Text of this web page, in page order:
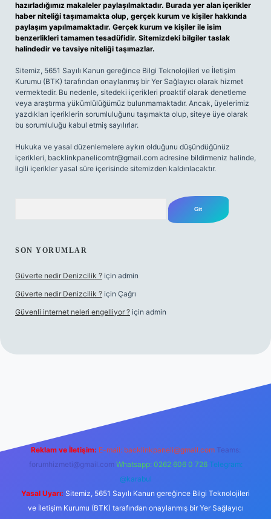
hazırladığımız makaleler paylaşılmaktadır. Burada yer alan içerikler
haber niteliği taşımamakta olup, gerçek kurum ve kişiler hakkında
paylaşım yapılmamaktadır. Gerçek kurum ve kişiler ile isim
benzerlikleri tamamen tesadüfidir. Sitemizdeki bilgiler taslak
halindedir ve tavsiye niteliği taşımazlar.
Sitemiz, 5651 Sayılı Kanun gereğince Bilgi Teknolojileri ve İletişim
Kurumu (BTK) tarafından onaylanmış bir Yer Sağlayıcı olarak hizmet
vermektedir. Bu nedenle, sitedeki içerikleri proaktif olarak denetleme
veya araştırma yükümlülüğümüz bulunmamaktadır. Ancak, üyelerimiz
yazdıkları içeriklerin sorumluluğunu taşımakta olup, siteye üye olarak
bu sorumluluğu kabul etmiş sayılırlar.
Hukuka ve yasal düzenlemelere aykırı olduğunu düşündüğünüz
içerikleri, backlinkpanelicomtr@gmail.com adresine bildirmeniz halinde,
ilgili içerikler yasal süre içerisinde sitemizden kaldırılacaktır.
SON YORUMLAR
Güverte nedir Denizcilik ? için admin
Güverte nedir Denizcilik ? için Çağrı
Güvenli internet neleri engelliyor ? için admin
Reklam ve İletişim: E-mail: backlinkpaneli@gmail.com Teams:
forumhizmeti@gmail.com Whatsapp: 0262 606 0 726 Telegram:
@karabul
Yasal Uyarı: Sitemiz, 5651 Sayılı Kanun gereğince Bilgi Teknolojileri
ve İletişim Kurumu (BTK) tarafından onaylanmış bir Yer Sağlayıcı